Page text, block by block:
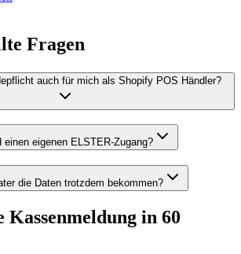
Fragen
auch für mich als Shopify POS Händler?
einen eigenen ELSTER-Zugang?
die Daten trotzdem bekommen?
in 60